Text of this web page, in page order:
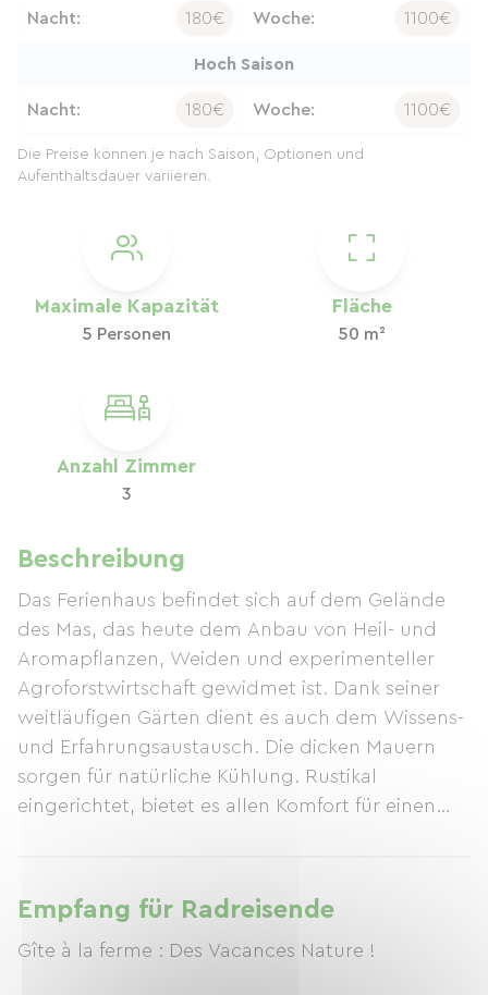
Maximale Kapazität
5 Personen
Fläche
50 m²
Anzahl Zimmer
3
Beschreibung
Das Ferienhaus befindet sich auf dem Gelände
des Mas, das heute dem Anbau von Heil- und
Aromapflanzen, Weiden und experimenteller
Agroforstwirtschaft gewidmet ist. Dank seiner
weitläufigen Gärten dient es auch dem Wissens-
und Erfahrungsaustausch. Die dicken Mauern
sorgen für natürliche Kühlung. Rustikal
eingerichtet, bietet es allen Komfort für einen
mitten in der provenzalischen Landschaft des
Regionalen Naturparks Alpilles. Im Dorf finden
Sie Geschäfte und einen hervorragenden
Empfang für Radreisende
Gîte à la ferme : Des Vacances Nature !
Nacht: 180€ Woche: 1100€
Hoch Saison
Nacht: 180€ Woche: 1100€
Die Preise können je nach Saison, Optionen und
Aufenthaltsdauer variieren.